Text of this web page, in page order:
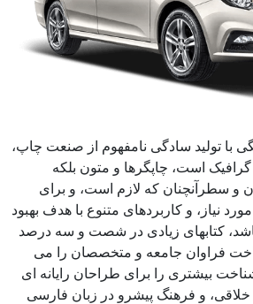
با تولید سادگی نامفهوم از صنعت چاپ،
گرافیک است، چاپگرها و متون بلکه
و سطرآنچنان که لازم است، و برای
نیاز، و کاربردهای متنوع با هدف بهبود
کتابهای زیادی در شصت و سه درصد
فراوان جامعه و متخصصان را می
شناخت بیشتری را برای طراحان رایانه ای
و فرهنگ پیشرو در زبان فارسی